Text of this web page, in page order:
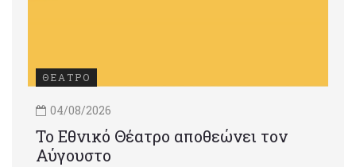
ΘΕΑΤΡΟ
04/08/2026
Το Εθνικό Θέατρο αποθεώνει τον
Αύγουστο